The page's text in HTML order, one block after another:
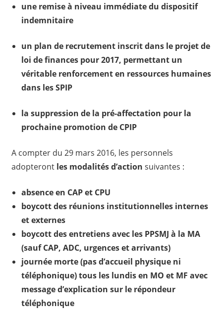
une remise à niveau immédiate du dispositif
indemnitaire
un plan de recrutement inscrit dans le projet de
loi de finances pour 2017, permettant un
véritable renforcement en ressources humaines
dans les SPIP
la suppression de la pré-affectation pour la
prochaine promotion de CPIP
A compter du 29 mars 2016, les personnels
adopteront les modalités d’action suivantes :
absence en CAP et CPU
boycott des réunions institutionnelles internes
et externes
boycott des entretiens avec les PPSMJ à la MA
(sauf CAP, ADC, urgences et arrivants)
journée morte (pas d’accueil physique ni
téléphonique) tous les lundis en MO et MF avec
message d’explication sur le répondeur
téléphonique